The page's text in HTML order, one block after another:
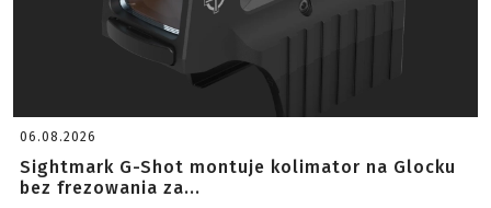
06.08.2026
Sightmark G-Shot montuje kolimator na Glocku
bez frezowania za...